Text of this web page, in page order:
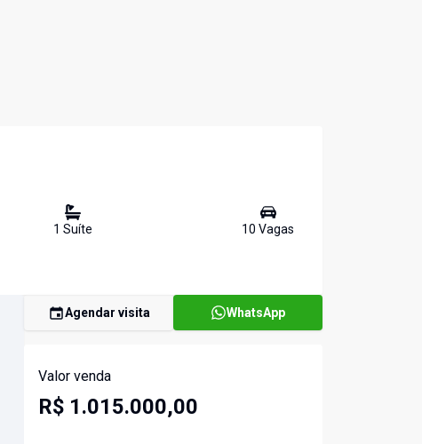
1 Suíte 10 Vagas
Agendar visita WhatsApp
Valor venda
R$ 1.015.000,00